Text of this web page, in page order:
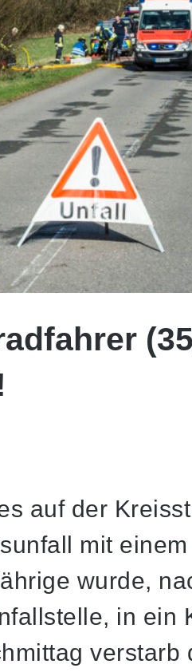
auf der
mit einem
wurde,
in ein
verstarb